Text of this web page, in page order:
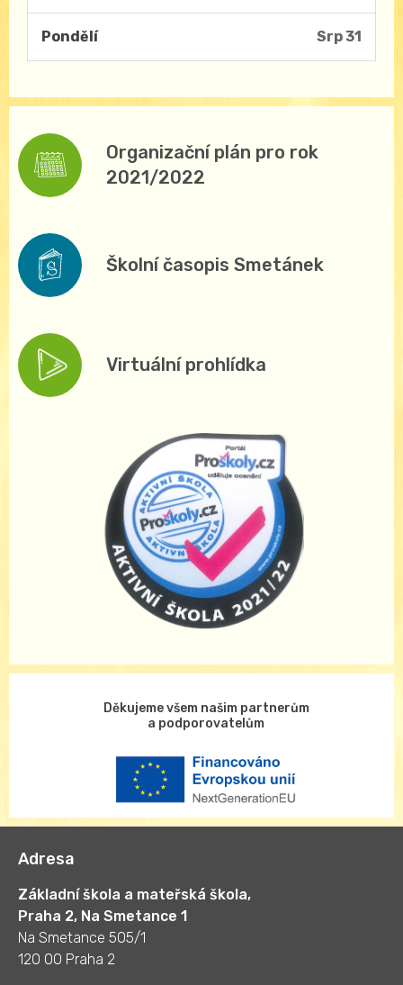
Pondělí Srp 31
Organizační plán pro rok
2021/2022
Školní časopis Smetánek
Virtuální prohlídka
Děkujeme všem našim partnerům
a podporovatelům
Adresa
Základní škola a mateřská škola,
Praha 2, Na Smetance 1
Na Smetance 505/1
120 00 Praha 2